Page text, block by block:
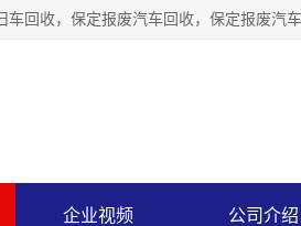
企业视频 公司介绍